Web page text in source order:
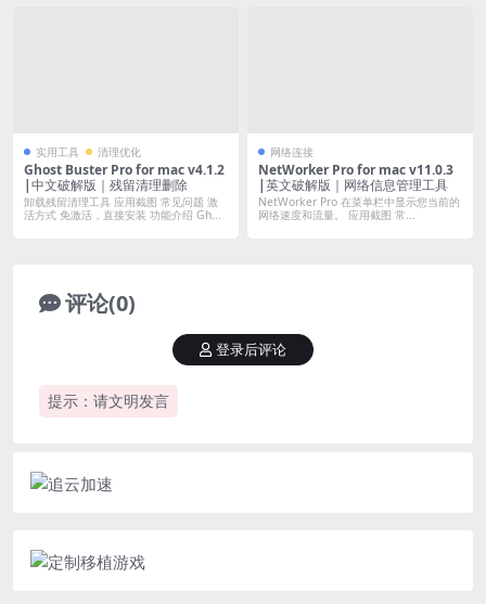
实用工具 清理优化
Ghost Buster Pro for mac v4.1.2
|中文破解版｜残留清理删除
卸载残留清理工具 应用截图 常见问题 激
活方式 免激活，直接安装 功能介绍 Gh...
网络连接
NetWorker Pro for mac v11.0.3
|英文破解版｜网络信息管理工具
NetWorker Pro 在菜单栏中显示您当前的
网络速度和流量。 应用截图 常...
评论(0)
提示：请文明发言
登录后评论